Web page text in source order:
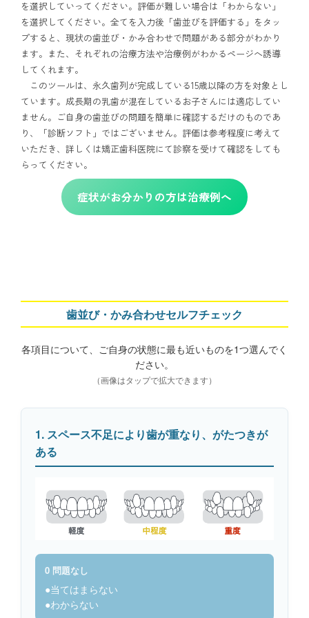
を選択していってください。評価が難しい場合は「わからない」
を選択してください。全てを入力後「歯並びを評価する」をタッ
プすると、現状の歯並び・かみ合わせで問題がある部分がわかり
ます。また、それぞれの治療方法や治療例がわかるページへ誘導
してくれます。
このツールは、永久歯列が完成している15歳以降の方を対象とし
ています。成長期の乳歯が混在しているお子さんには適応してい
ません。ご自身の歯並びの問題を簡単に確認するだけのものであ
り、「診断ソフト」ではございません。評価は参考程度に考えて
いただき、詳しくは矯正歯科医院にて診察を受けて確認をしても
らってください。
症状がお分かりの方は治療例へ
歯並び・かみ合わせセルフチェック
各項目について、ご自身の状態に最も近いものを1つ選んでく
ださい。
（画像はタップで拡大できます）
1. スペース不足により歯が重なり、がたつきが
ある
0 問題なし
●当てはまらない
●わからない